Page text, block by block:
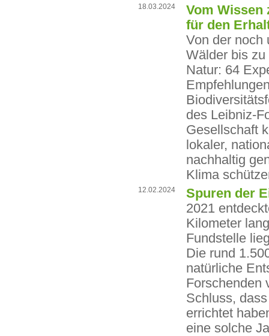
18.03.2024
Vom Wissen
für den
Von der noch
Wälder bis
Natur: 64
des Leibniz-
Gesellschaft
lokaler,
nachhaltig
Klima
12.02.2024
Spuren der
2021
Kilometer
Fundstelle
Die rund
natürliche
Forschenden
Schluss,
errichtet
eine solche